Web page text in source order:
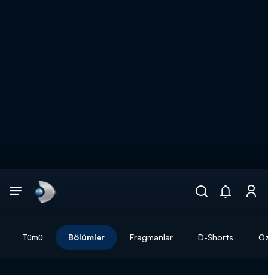
Tümü Bölümler Fragmanlar D-Shorts